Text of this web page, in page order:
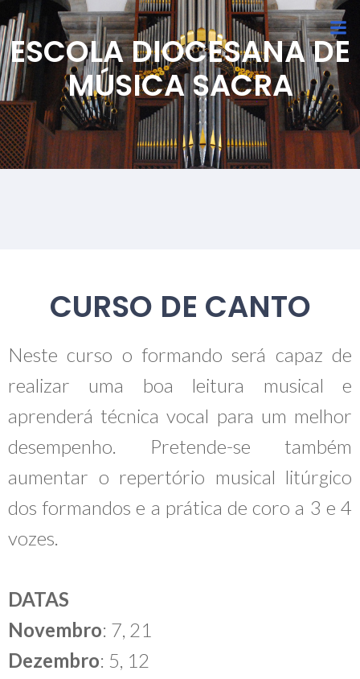
ESCOLA DIOCESANA DE
MÚSICA SACRA
CURSO DE CANTO
Neste curso o formando será capaz de
realizar uma boa leitura musical e
aprenderá técnica vocal para um melhor
desempenho. Pretende-se também
aumentar o repertório musical litúrgico
dos formandos e a prática de coro a 3 e 4
vozes.
DATAS
Novembro: 7, 21
Dezembro: 5, 12